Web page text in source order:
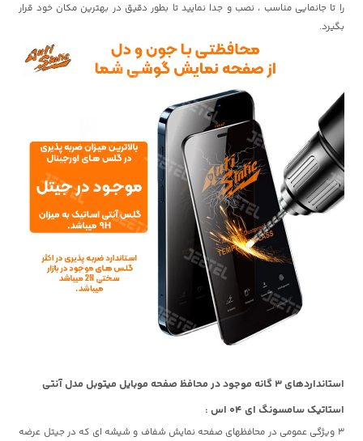
را تا جانمایی مناسب ، نصب و جدا نمایید تا بطور دقیق در بهترین مکان خود قرار
بگیرد.
استانداردهای 3 گانه موجود در محافظ صفحه موبایل میتوبل مدل آنتی
استاتیک سامسونگ ای 04 اس :
3 ویژگی عمومی در محافظهای صفحه نمایش شفاف و شیشه ای که در جیتل عرضه